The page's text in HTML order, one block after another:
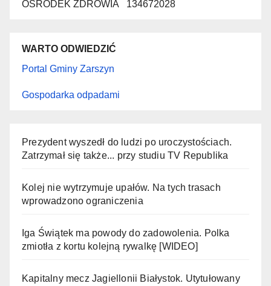
OŚRODEK ZDROWIA 134672028
WARTO ODWIEDZIĆ
Portal Gminy Zarszyn
Gospodarka odpadami
Prezydent wyszedł do ludzi po uroczystościach.
Zatrzymał się także... przy studiu TV Republika
Kolej nie wytrzymuje upałów. Na tych trasach
wprowadzono ograniczenia
Iga Świątek ma powody do zadowolenia. Polka
zmiotła z kortu kolejną rywalkę [WIDEO]
Kapitalny mecz Jagiellonii Białystok. Utytułowany